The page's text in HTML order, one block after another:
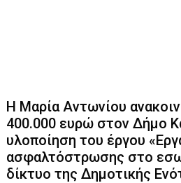
Η Μαρία Αντωνίου
400.000 ευρώ στον Δήμο
υλοποίηση του έργου
ασφαλτόστρωσης στο
δίκτυο της Δημοτικής